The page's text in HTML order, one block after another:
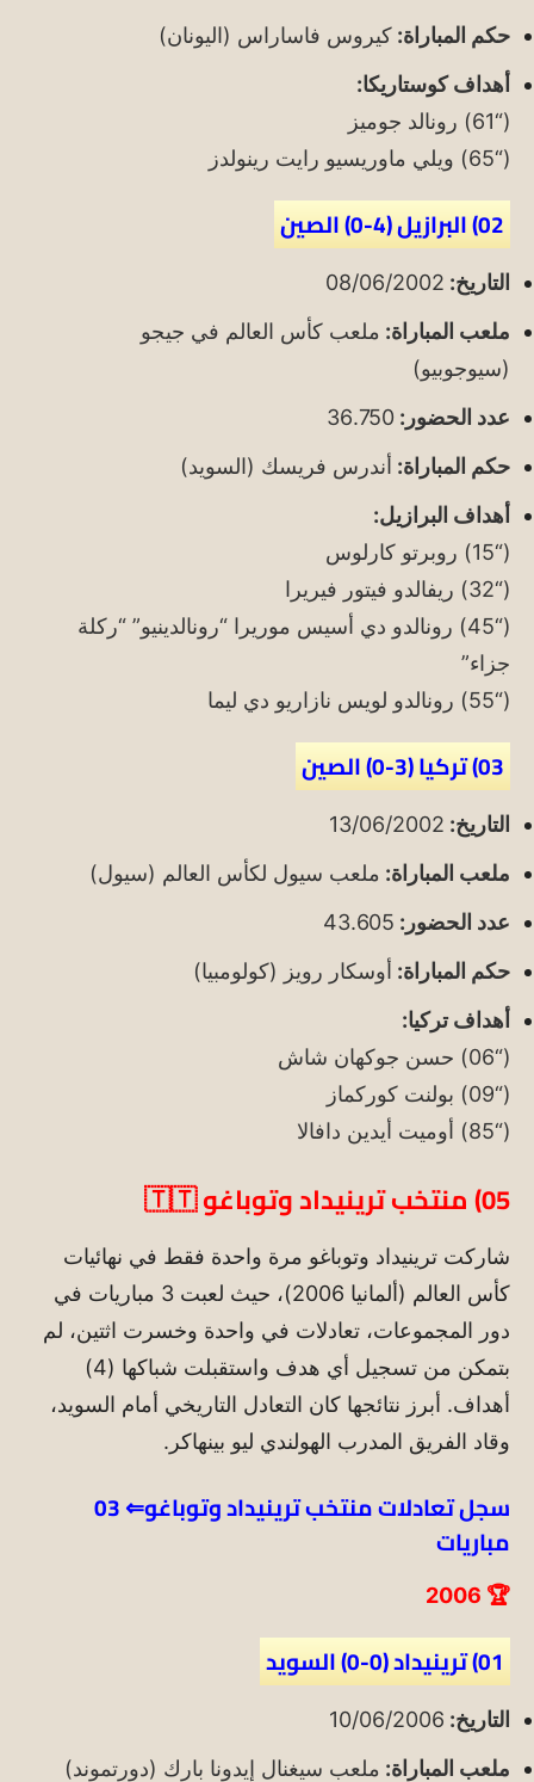
حكم المباراة: كيروس فاساراس (اليونان)
أهداف كوستاريكا:
(“61) رونالد جوميز
(“65) ويلي ماوريسيو رايت رينولدز
02) البرازيل (4-0) الصين
التاريخ: 08/06/2002
ملعب المباراة: ملعب كأس العالم في جيجو
(سيوجوبيو)
عدد الحضور: 36.750
حكم المباراة: أندرس فريسك (السويد)
أهداف البرازيل:
(“15) روبرتو كارلوس
(“32) ريفالدو فيتور فيريرا
(“45) رونالدو دي أسيس موريرا “رونالدينيو” “ركلة
جزاء”
(“55) رونالدو لويس نازاريو دي ليما
03) تركيا (3-0) الصين
التاريخ: 13/06/2002
ملعب المباراة: ملعب سيول لكأس العالم (سيول)
عدد الحضور: 43.605
حكم المباراة: أوسكار رويز (كولومبيا)
أهداف تركيا:
(“06) حسن جوكهان شاش
(“09) بولنت كوركماز
(“85) أوميت أيدين دافالا
05) منتخب ترينيداد وتوباغو 🇹🇹
شاركت ترينيداد وتوباغو مرة واحدة فقط في نهائيات
كأس العالم (ألمانيا 2006)، حيث لعبت 3 مباريات في
دور المجموعات، تعادلات في واحدة وخسرت اثتين، لم
بتمكن من تسجيل أي هدف واستقبلت شباكها (4)
أهداف. أبرز نتائجها كان التعادل التاريخي أمام السويد،
وقاد الفريق المدرب الهولندي ليو بينهاكر.
سجل تعادلات منتخب ترينيداد وتوباغو ⇐ 03
مباريات
🏆 2006
01) ترينيداد (0-0) السويد
التاريخ: 10/06/2006
ملعب المباراة: ملعب سيغنال إيدونا بارك (دورتموند)